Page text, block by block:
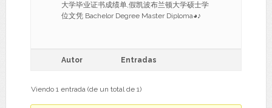
大学毕业证书成绩单,假凯波布兰顿大学硕士学
位文凭 Bachelor Degree Master Diploma◕♪
Autor Entradas
Viendo 1 entrada (de un total de 1)